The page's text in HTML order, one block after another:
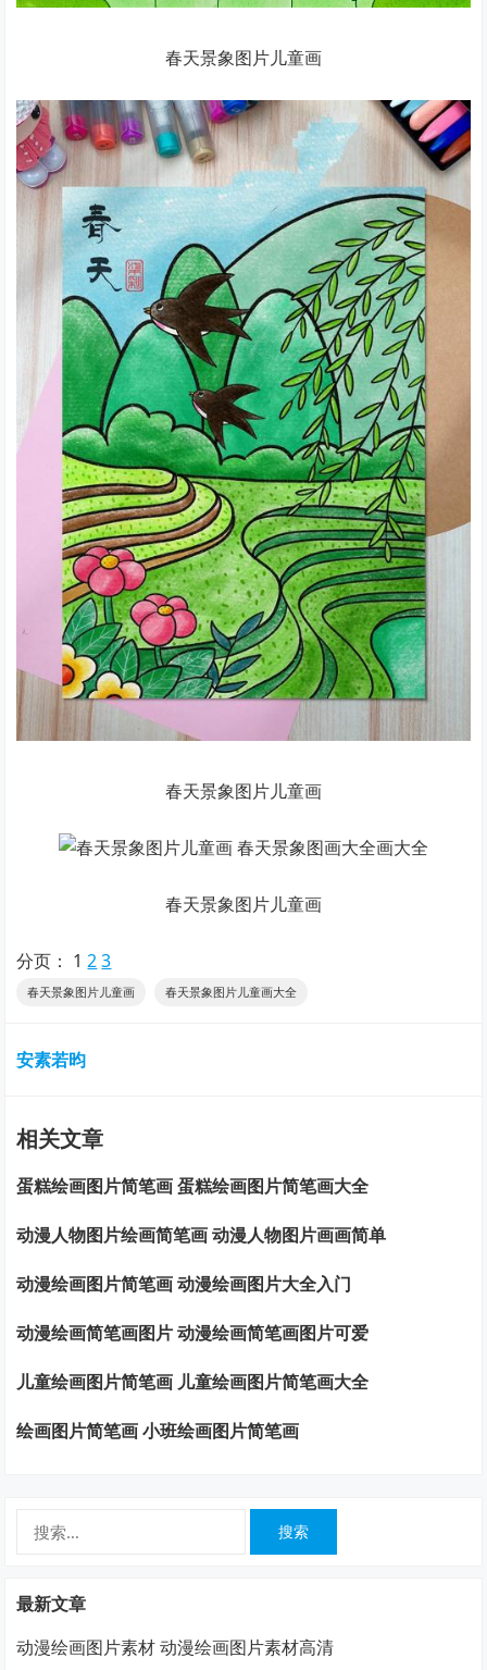
春天景象图片儿童画
春天景象图片儿童画
春天景象图片儿童画
分页： 1 2 3
春天景象图片儿童画 春天景象图片儿童画大全
安素若昀
相关文章
蛋糕绘画图片简笔画 蛋糕绘画图片简笔画大全
动漫人物图片绘画简笔画 动漫人物图片画画简单
动漫绘画图片简笔画 动漫绘画图片大全入门
动漫绘画简笔画图片 动漫绘画简笔画图片可爱
儿童绘画图片简笔画 儿童绘画图片简笔画大全
绘画图片简笔画 小班绘画图片简笔画
最新文章
动漫绘画图片素材 动漫绘画图片素材高清